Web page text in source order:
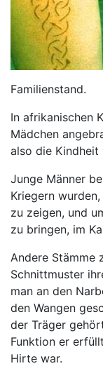
Ratgeber
Rubriken
Familienstand.
In afrikanischen
Mädchen
also die Kindheit
Junge Männer
Kriegern
zu zeigen, und
zu bringen, im
Andere Stämme
Schnittmuster
man an den
den Wangen
der Träger
Funktion er
Hirte war.